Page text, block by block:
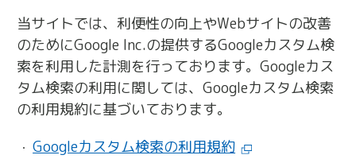
当サイトでは、利便性の向上やWebサイトの改善
のためにGoogle Inc.の提供するGoogleカスタム検
索を利用した計測を行っております。Googleカス
タム検索の利用に関しては、Googleカスタム検索
の利用規約に基づいております。
Googleカスタム検索の利用規約